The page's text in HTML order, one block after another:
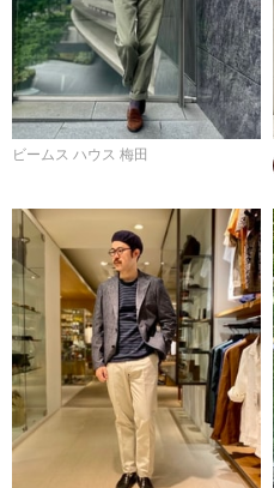
ビームス ハウス 梅田